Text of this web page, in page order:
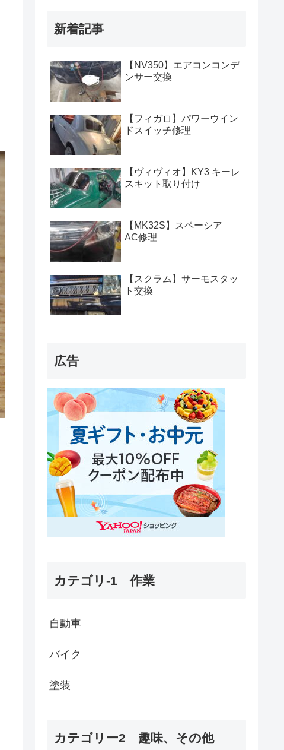
新着記事
【NV350】エアコンコンデ
ンサー交換
【フィガロ】パワーウイン
ドスイッチ修理
【ヴィヴィオ】KY3 キーレ
スキット取り付け
【MK32S】スペーシア
AC修理
【スクラム】サーモスタッ
ト交換
広告
カテゴリ-1 作業
自動車
バイク
塗装
カテゴリー2 趣味、その他